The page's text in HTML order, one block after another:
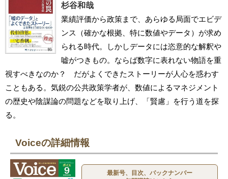
杉谷和哉
業績評価から政策まで、あらゆる局面でエビデ
ンス（確かな根拠、特に数値やデータ）が求め
られる時代。しかしデータには恣意的な解釈や
嘘がつきもの。ならば数字に表れない物語を重
視すべきなのか？ だがよくできたストーリーが人心を惑わす
こともある。気鋭の公共政策学者が、数値によるマネジメント
の歴史や陰謀論の問題などを取り上げ、「賢慮」を行う道を探
る。
Voiceの詳細情報
最新号、目次、バックナンバー